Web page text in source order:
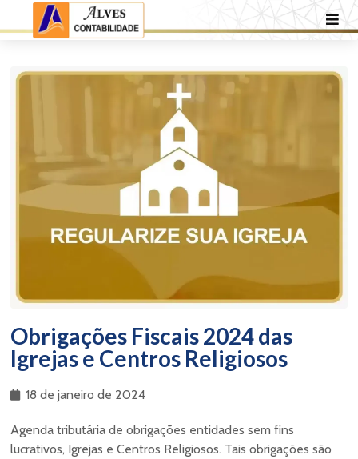
Obrigações Fiscais 2024 das
Igrejas e Centros Religiosos
18 de janeiro de 2024
Agenda tributária de obrigações entidades sem fins
lucrativos, Igrejas e Centros Religiosos. Tais obrigações são